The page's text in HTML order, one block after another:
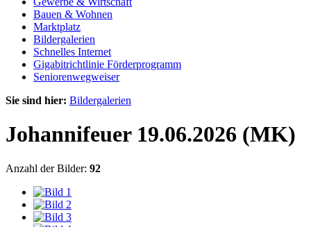
Bauen & Wohnen
Marktplatz
Bildergalerien
Schnelles Internet
Gigabitrichtlinie Förderprogramm
Seniorenwegweiser
Sie sind hier: Bildergalerien
Johannifeuer 19.06.2026 (MK)
Anzahl der Bilder: 92